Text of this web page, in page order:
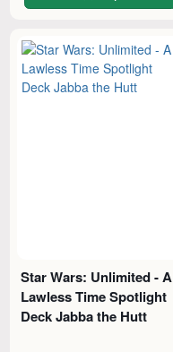
Star Wars: Unlimited - A
Lawless Time Spotlight
Deck Jabba the Hutt